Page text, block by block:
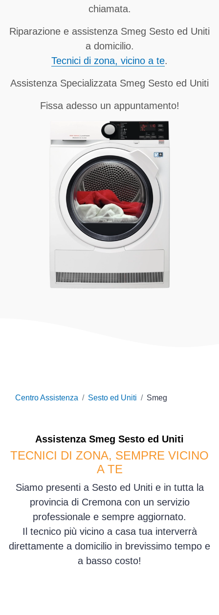
chiamata.
Riparazione e assistenza Smeg Sesto ed Uniti
a domicilio.
Tecnici di zona, vicino a te.
Assistenza Specializzata Smeg Sesto ed Uniti
Fissa adesso un appuntamento!
Centro Assistenza Sesto ed Uniti Smeg
Assistenza Smeg Sesto ed Uniti
TECNICI DI ZONA, SEMPRE VICINO
A TE
Siamo presenti a Sesto ed Uniti e in tutta la
provincia di Cremona con un servizio
professionale e sempre aggiornato.
Il tecnico più vicino a casa tua interverrà
direttamente a domicilio in brevissimo tempo e
a basso costo!